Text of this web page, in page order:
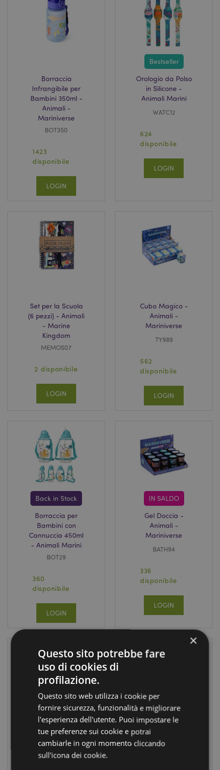
Borraccia
Infrangibile per
Bambini 350ml -
Animali -
Mariniverse
BOT350
1423
disponibile
LOGIN
Bestseller
Orologio da Polso
in Silicone -
Animali Marini
WATC12
624
disponibile
LOGIN
Set per la Scuola
(6 pezzi) - Animali
- Marine
Kingdom
MEMOS07
2 disponibile
LOGIN
Cubo Magico -
Animali -
Mariniverse
TY989
562
disponibile
LOGIN
Back in Stock
Borraccia per
Bambini con
Cannuccia 450ml
- Animali Marini
BOT29
360
disponibile
LOGIN
IN SALDO
Gel Doccia -
Animali -
Mariniverse
BATH94
336
disponibile
LOGIN
Back in Stock
Caleidoscopio -
Animali -
Mariniverse
Tubo con Matite
Colorate - 12
×
Questo sito potrebbe fare
uso di cookies di
profilazione.
Questo sito web utilizza i cookie per
fornire sicurezza, funzionalità e migliorare
l'esperienza dell'utente. Puoi impostare le
tue preferenze sui cookie e potrai
cambiarle in ogni momento cliccando
sull'icona dei cookie.